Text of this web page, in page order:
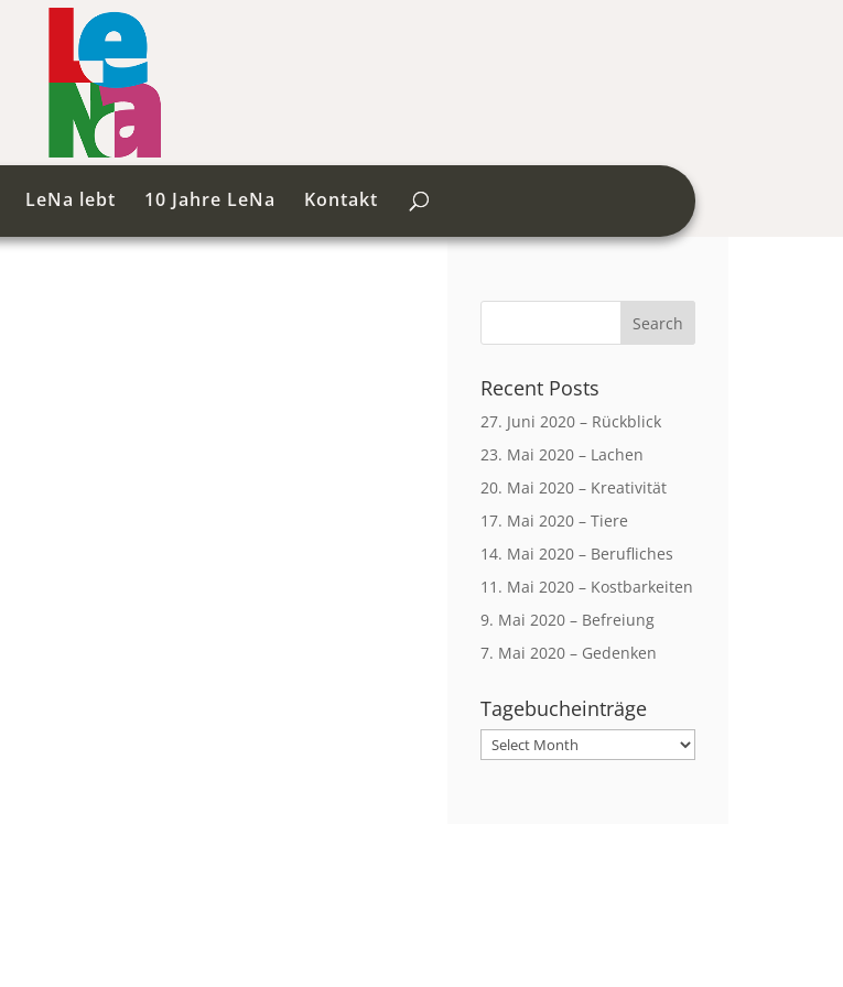
LeNa lebt 10 Jahre LeNa Kontakt
Recent Posts
27. Juni 2020 – Rückblick
23. Mai 2020 – Lachen
20. Mai 2020 – Kreativität
17. Mai 2020 – Tiere
14. Mai 2020 – Berufliches
11. Mai 2020 – Kostbarkeiten
9. Mai 2020 – Befreiung
7. Mai 2020 – Gedenken
Tagebucheinträge
Tagebucheinträge